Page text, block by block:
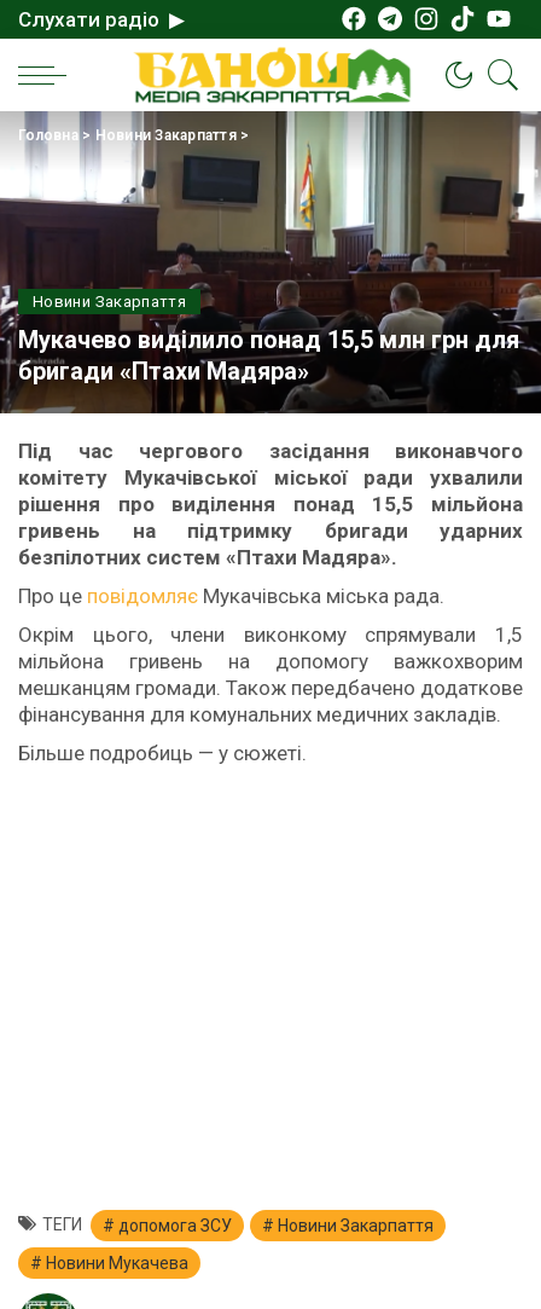
Слухати радіо ▶
Головна> Новини Закарпаття>
Новини Закарпаття
Мукачево виділило понад 15,5 млн грн для
бригади «Птахи Мадяра»
Під час чергового засідання виконавчого
комітету Мукачівської міської ради ухвалили
рішення про виділення понад 15,5 мільйона
гривень на підтримку бригади ударних
безпілотних систем «Птахи Мадяра».
Про це повідомляє Мукачівська міська рада.
Окрім цього, члени виконкому спрямували 1,5
мільйона гривень на допомогу важкохворим
мешканцям громади. Також передбачено додаткове
фінансування для комунальних медичних закладів.
Більше подробиць — у сюжеті.
ТЕГИ допомога ЗСУ
Новини Закарпаття
Новини Мукачева